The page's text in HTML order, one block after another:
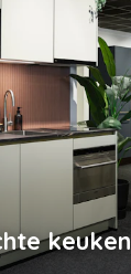
keuken